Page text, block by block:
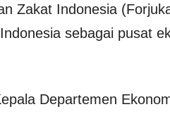
Zakat Indonesia
sebagai pusat
Departemen